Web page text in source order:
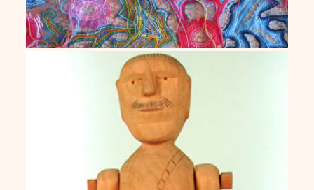
João Francisco